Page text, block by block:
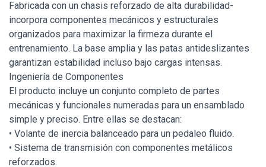
Fabricada con un chasis reforzado de alta durabilidad-
incorpora componentes mecánicos y estructurales
organizados para maximizar la firmeza durante el
entrenamiento. La base amplia y las patas antideslizantes
garantizan estabilidad incluso bajo cargas intensas.
Ingeniería de Componentes
El producto incluye un conjunto completo de partes
mecánicas y funcionales numeradas para un ensamblado
simple y preciso. Entre ellas se destacan:
• Volante de inercia balanceado para un pedaleo fluido.
• Sistema de transmisión con componentes metálicos
reforzados.